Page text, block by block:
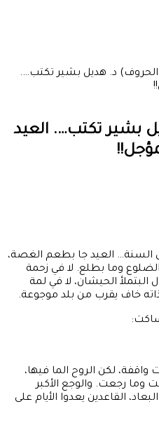
د. هديل بشير تكتب….
بشير تكتب…. العيد
السنة… العيد جا بطعم الغصة،
وما بطلع. لا في زحمة
الحيشان، لا في لمة
ذاته خاف يقرب من بلد موجوعة.
واقفة، لكن الروح الما فيها،
رجعت. والوجع الأكبر
القاعدين يعدوا الأيام على